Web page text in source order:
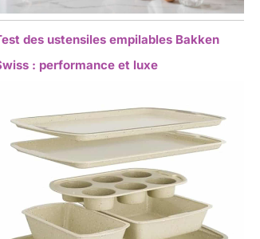
des ustensiles empilables Bakken
: performance et luxe